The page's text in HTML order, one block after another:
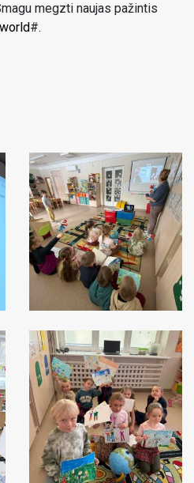
megzti naujas pažintis
#.